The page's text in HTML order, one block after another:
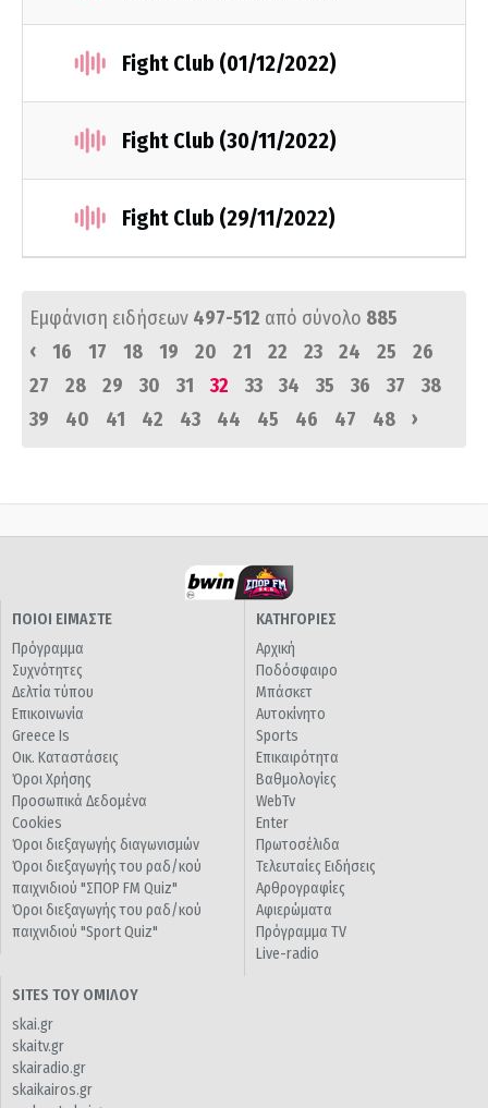
Fight Club (01/12/2022)
Fight Club (30/11/2022)
Fight Club (29/11/2022)
Εμφάνιση ειδήσεων 497-512 από σύνολο 885
‹
16 17 18 19 20 21 22 23 24 25
26
27
28 29 30 31 32 33 34 35 36 37
38
39
40 41 42 43 44 45 46 47 48 ›
ΠΟΙΟΙ ΕΙΜΑΣΤΕ
Πρόγραμμα
Συχνότητες
Δελτία τύπου
Επικοινωνία
Greece Is
Οικ. Καταστάσεις
Όροι Χρήσης
Προσωπικά Δεδομένα
Cookies
Όροι διεξαγωγής διαγωνισμών
Όροι διεξαγωγής του ραδ/κού
παιχνιδιού "ΣΠΟΡ FM Quiz"
Όροι διεξαγωγής του ραδ/κού
παιχνιδιού "Sport Quiz"
ΚΑΤΗΓΟΡΙΕΣ
Αρχική
Ποδόσφαιρο
Μπάσκετ
Αυτοκίνητο
Sports
Επικαιρότητα
Βαθμολογίες
WebTv
Enter
Πρωτοσέλιδα
Τελευταίες Ειδήσεις
Αρθρογραφίες
Αφιερώματα
Πρόγραμμα TV
Live-radio
SITES ΤΟΥ ΟΜΙΛΟΥ
skai.gr
skaitv.gr
skairadio.gr
skaikairos.gr